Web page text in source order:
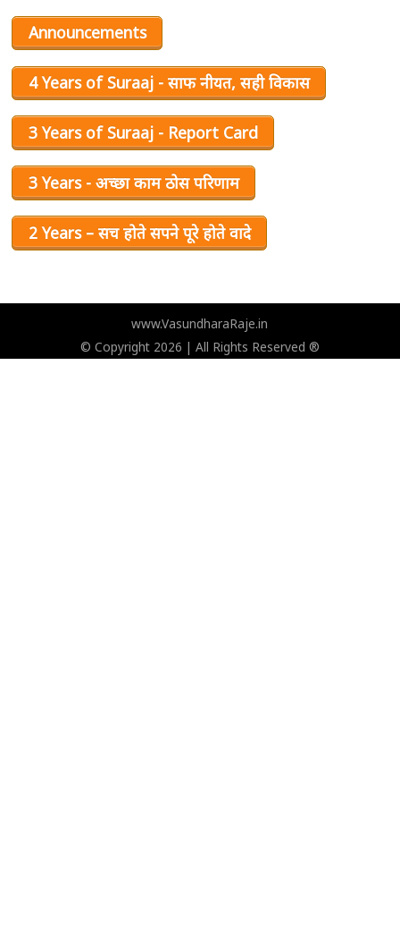
Announcements
4 Years of Suraaj - साफ नीयत, सही विकास
3 Years of Suraaj - Report Card
3 Years - अच्छा काम ठोस परिणाम
2 Years – सच होते सपने पूरे होते वादे
www.VasundharaRaje.in
© Copyright 2026 | All Rights Reserved ®